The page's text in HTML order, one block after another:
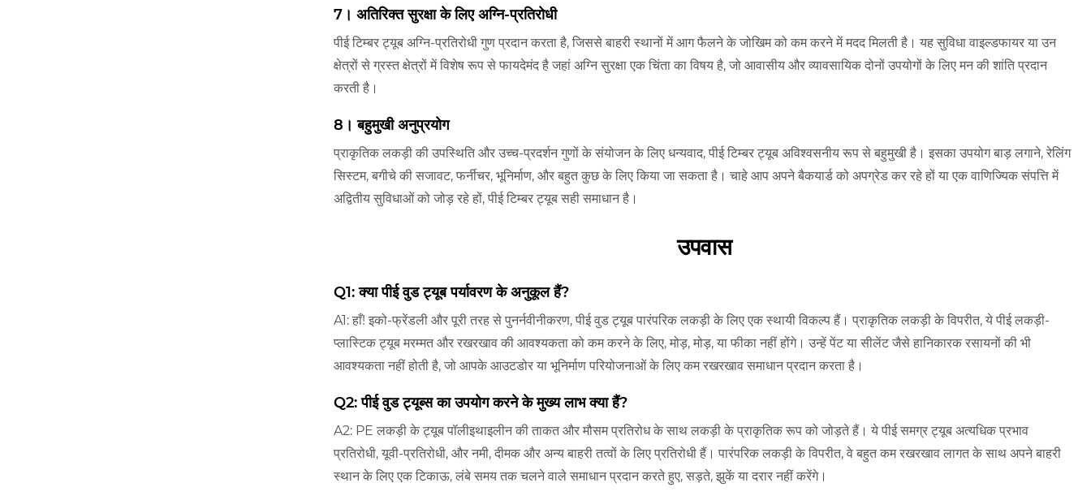
7। अतिरिक्त सुरक्षा के लिए अग्नि-प्रतिरोधी
पीई टिम्बर ट्यूब अग्नि-प्रतिरोधी गुण प्रदान करता है, जिससे बाहरी स्थानों में आग फैलने के जोखिम को कम करने में मदद मिलती है। यह सुविधा वाइल्डफायर या उन
क्षेत्रों से ग्रस्त क्षेत्रों में विशेष रूप से फायदेमंद है जहां अग्नि सुरक्षा एक चिंता का विषय है, जो आवासीय और व्यावसायिक दोनों उपयोगों के लिए मन की शांति प्रदान
करती है।
8। बहुमुखी अनुप्रयोग
प्राकृतिक लकड़ी की उपस्थिति और उच्च-प्रदर्शन गुणों के संयोजन के लिए धन्यवाद, पीई टिम्बर ट्यूब अविश्वसनीय रूप से बहुमुखी है। इसका उपयोग बाड़ लगाने, रेलिंग
सिस्टम, बगीचे की सजावट, फर्नीचर, भूनिर्माण, और बहुत कुछ के लिए किया जा सकता है। चाहे आप अपने बैकयार्ड को अपग्रेड कर रहे हों या एक वाणिज्यिक संपत्ति में
अद्वितीय सुविधाओं को जोड़ रहे हों, पीई टिम्बर ट्यूब सही समाधान है।
उपवास
Q1: क्या पीई वुड ट्यूब पर्यावरण के अनुकूल हैं?
A1: हाँ! इको-फ्रेंडली और पूरी तरह से पुनर्नवीनीकरण, पीई वुड ट्यूब पारंपरिक लकड़ी के लिए एक स्थायी विकल्प हैं। प्राकृतिक लकड़ी के विपरीत, ये पीई लकड़ी-
प्लास्टिक ट्यूब मरम्मत और रखरखाव की आवश्यकता को कम करने के लिए, मोड़, मोड़, या फीका नहीं होंगे। उन्हें पेंट या सीलेंट जैसे हानिकारक रसायनों की भी
आवश्यकता नहीं होती है, जो आपके आउटडोर या भूनिर्माण परियोजनाओं के लिए कम रखरखाव समाधान प्रदान करता है।
Q2: पीई वुड ट्यूब्स का उपयोग करने के मुख्य लाभ क्या हैं?
A2: PE लकड़ी के ट्यूब पॉलीइथाइलीन की ताकत और मौसम प्रतिरोध के साथ लकड़ी के प्राकृतिक रूप को जोड़ते हैं। ये पीई समग्र ट्यूब अत्यधिक प्रभाव
प्रतिरोधी, यूवी-प्रतिरोधी, और नमी, दीमक और अन्य बाहरी तत्वों के लिए प्रतिरोधी हैं। पारंपरिक लकड़ी के विपरीत, वे बहुत कम रखरखाव लागत के साथ अपने बाहरी
स्थान के लिए एक टिकाऊ, लंबे समय तक चलने वाले समाधान प्रदान करते हुए, सड़ते, झुकें या दरार नहीं करेंगे।